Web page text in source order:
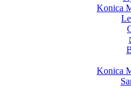
Konica
Konica